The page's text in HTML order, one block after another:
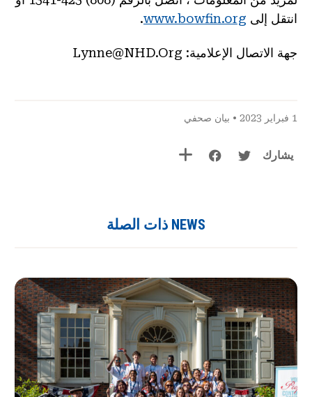
انتقل إلى www.bowfin.org
.
جهة الاتصال الإعلامية: Lynne@NHD.Org
1 فبراير 2023 • بيان صحفي
يشارك
NEWS ذات الصلة